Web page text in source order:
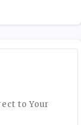
to Your